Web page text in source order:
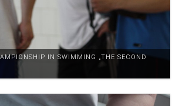
IN SWIMMING „THE SECOND